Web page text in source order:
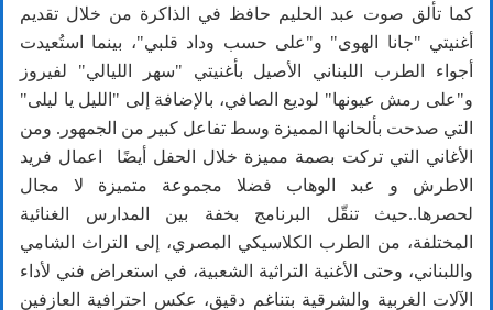
كما تألق صوت عبد الحليم حافظ في الذاكرة من خلال تقديم
أغنيتي "جانا الهوى" و"على حسب وداد قلبي"، بينما استُعيدت
أجواء الطرب اللبناني الأصيل بأغنيتي "سهر الليالي" لفيروز
و"على رمش عيونها" لوديع الصافي، بالإضافة إلى "الليل يا ليلى"
التي صدحت بألحانها المميزة وسط تفاعل كبير من الجمهور. ومن
الأغاني التي تركت بصمة مميزة خلال الحفل أيضًا اعمال فريد
الاطرش و عبد الوهاب فضلا مجموعة متميزة لا مجال
لحصرها..حيث تنقّل البرنامج بخفة بين المدارس الغنائية
المختلفة، من الطرب الكلاسيكي المصري، إلى التراث الشامي
واللبناني، وحتى الأغنية التراثية الشعبية، في استعراض فني لأداء
الآلات الغربية والشرقية بتناغم دقيق، عكس احترافية العازفين